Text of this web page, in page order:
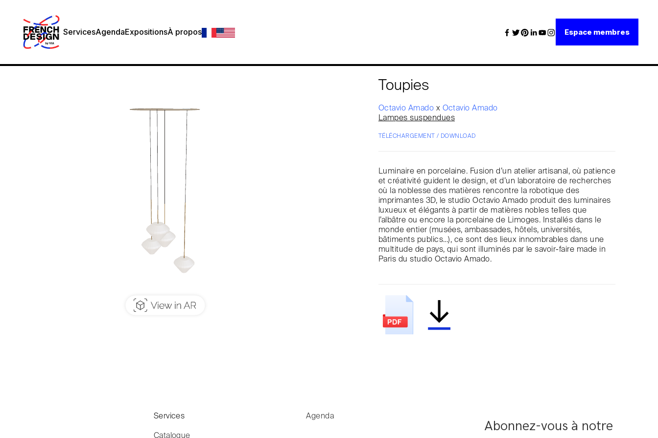
ServicesAgendaExpositionsÀ propos Espace membres
Toupies
Octavio Amado x Octavio Amado
Lampes suspendues
TÉLÉCHARGEMENT / DOWNLOAD
Luminaire en porcelaine. Fusion d’un atelier artisanal, où patience
et créativité guident le design, et d’un laboratoire de recherches
où la noblesse des matières rencontre la robotique des
imprimantes 3D, le studio Octavio Amado produit des luminaires
luxueux et élégants à partir de matières nobles telles que
l’albâtre ou encore la porcelaine de Limoges. Installés dans le
monde entier (musées, ambassades, hôtels, universités,
bâtiments publics…), ce sont des lieux innombrables dans une
multitude de pays, qui sont illuminés par le savoir-faire made in
Paris du studio Octavio Amado.
Abonnez-vous à notre
Services
Catalogue
Agenda